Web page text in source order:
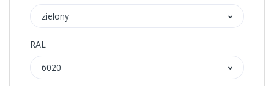
zielony
RAL
6020